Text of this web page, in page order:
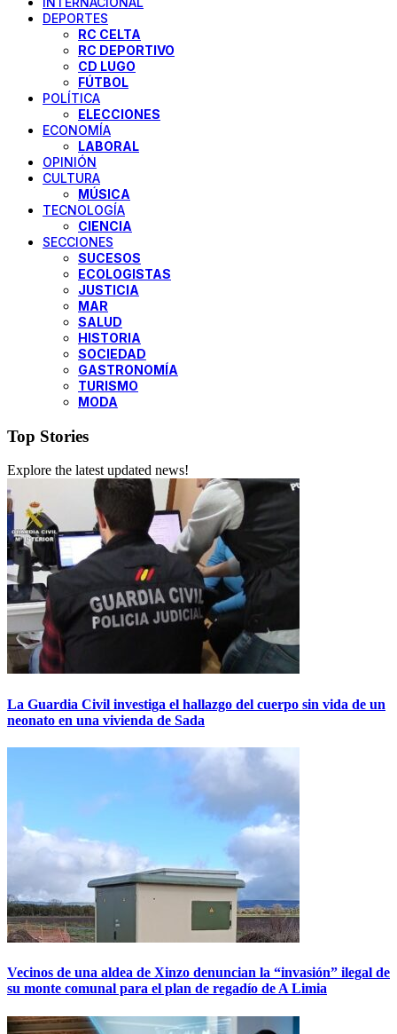
DEPORTES
RC CELTA
RC DEPORTIVO
CD LUGO
FÚTBOL
POLÍTICA
ELECCIONES
ECONOMÍA
LABORAL
OPINIÓN
CULTURA
MÚSICA
TECNOLOGÍA
CIENCIA
SECCIONES
SUCESOS
ECOLOGISTAS
JUSTICIA
MAR
SALUD
HISTORIA
SOCIEDAD
GASTRONOMÍA
TURISMO
MODA
Top Stories
Explore the latest updated news!
La Guardia Civil investiga el hallazgo del cuerpo sin vida de un
neonato en una vivienda de Sada
Vecinos de una aldea de Xinzo denuncian la “invasión” ilegal de
su monte comunal para el plan de regadío de A Limia